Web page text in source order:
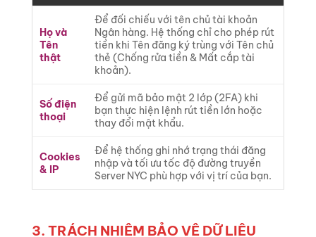
Họ và
Tên
thật
Để đối chiếu với tên chủ tài khoản
Ngân hàng. Hệ thống chỉ cho phép rút
tiền khi Tên đăng ký trùng với Tên chủ
thẻ (Chống rửa tiền & Mất cắp tài
khoản).
Số điện
thoại
Để gửi mã bảo mật 2 lớp (2FA) khi
bạn thực hiện lệnh rút tiền lớn hoặc
thay đổi mật khẩu.
Cookies
& IP
Để hệ thống ghi nhớ trạng thái đăng
nhập và tối ưu tốc độ đường truyền
Server NYC phù hợp với vị trí của bạn.
3. TRÁCH NHIỆM BẢO VỆ DỮ LIỆU